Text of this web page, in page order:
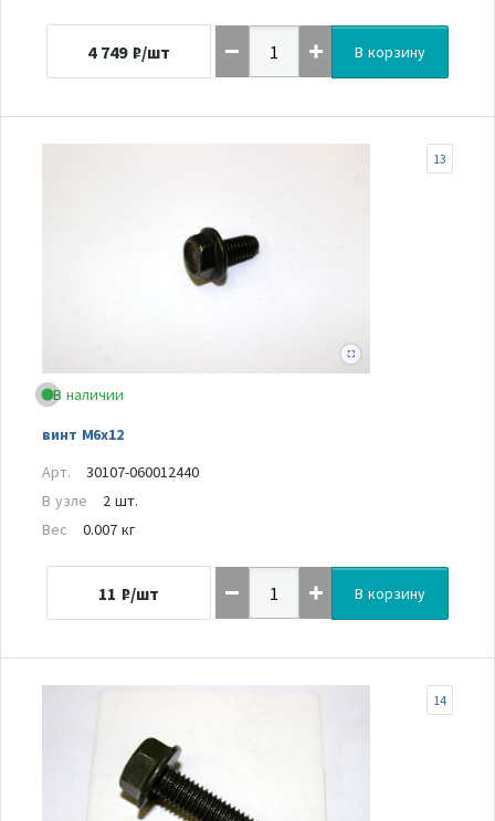
4 749 ₽/шт В корзину
В наличии
винт M6x12
13
Арт.
30107-060012440
В узле
2 шт.
Вес
0.007 кг
11 ₽/шт В корзину
14